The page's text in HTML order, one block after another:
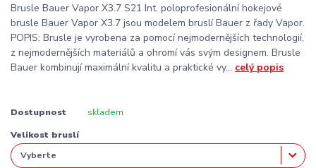
Brusle Bauer Vapor X3.7 S21 Int. poloprofesionální hokejové
brusle Bauer Vapor X3.7 jsou modelem bruslí Bauer z řady Vapor.
POPIS: Brusle je vyrobena za pomocí nejmodernějších technologií,
z nejmodernějších materiálů a ohromí vás svým designem. Brusle
Bauer kombinují maximální kvalitu a praktické vy... celý popis
Dostupnost skladem
Velikost bruslí